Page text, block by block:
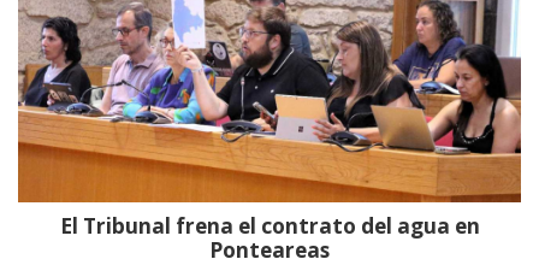
El Tribunal frena el contrato del agua en
Ponteareas